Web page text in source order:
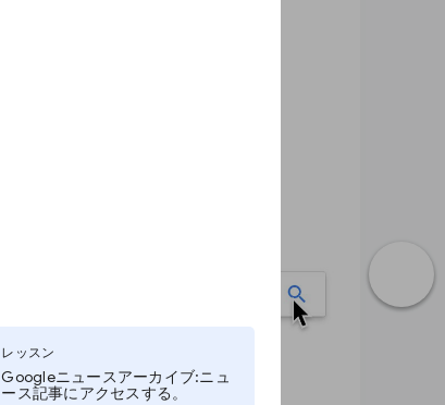
レッスン
Googleニュースアーカイブ:ニュ
ース記事にアクセスする。